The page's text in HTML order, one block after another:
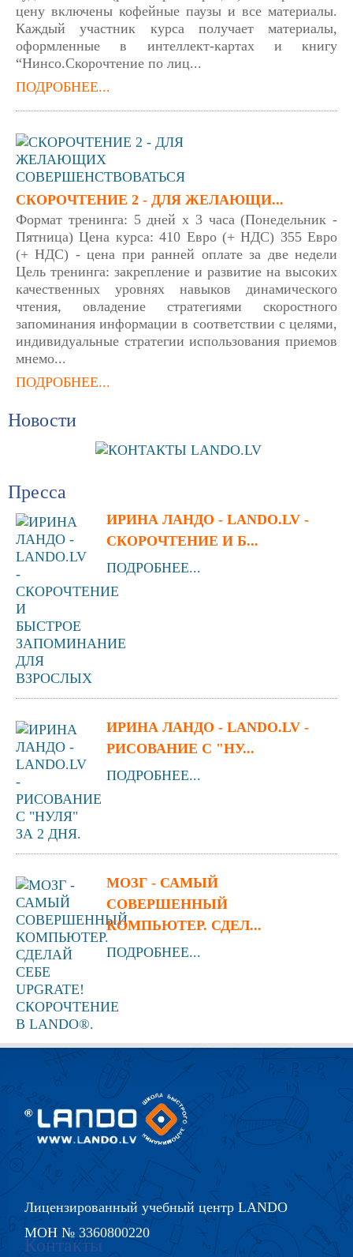
цену включены кофейные паузы и все материалы.
Каждый участник курса получает материалы,
оформленные в интеллект-картах и книгу
“Нинсо.Скорочтение по лиц...
ПОДРОБНЕЕ...
СКОРОЧТЕНИЕ 2 - ДЛЯ ЖЕЛАЮЩИ...
Формат тренинга: 5 дней х 3 часа (Понедельник -
Пятница) Цена курса: 410 Евро (+ НДС) 355 Евро
(+ НДС) - цена при ранней оплате за две недели
Цель тренинга: закрепление и развитие на высоких
качественных уровнях навыков динамического
чтения, овладение стратегиями скоростного
запоминания информации в соответствии с целями,
индивидуальные стратегии использования приемов
мнемо...
ПОДРОБНЕЕ...
Новости
Пресса
ИРИНА ЛАНДО - LANDO.LV -
СКОРОЧТЕНИЕ И Б...
ПОДРОБНЕЕ...
ИРИНА ЛАНДО - LANDO.LV -
РИСОВАНИЕ С "НУ...
ПОДРОБНЕЕ...
МОЗГ - САМЫЙ
СОВЕРШЕННЫЙ
КОМПЬЮТЕР. СДЕЛ...
ПОДРОБНЕЕ...
Лицензированный учебный центр LANDO
МОН № 3360800220
Контакты